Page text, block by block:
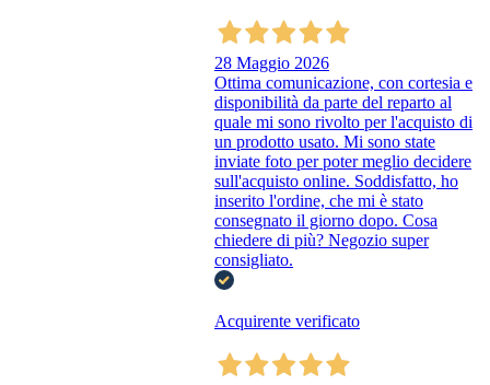
28 Maggio 2026
Ottima comunicazione, con cortesia e
disponibilità da parte del reparto al
quale mi sono rivolto per l'acquisto di
un prodotto usato. Mi sono state
inviate foto per poter meglio decidere
sull'acquisto online. Soddisfatto, ho
inserito l'ordine, che mi è stato
consegnato il giorno dopo. Cosa
chiedere di più? Negozio super
consigliato.
Acquirente verificato